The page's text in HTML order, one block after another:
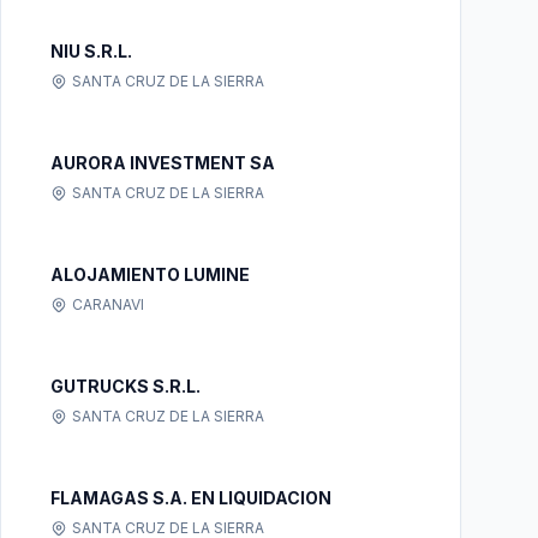
NIU S.R.L.
SANTA CRUZ DE LA SIERRA
AURORA INVESTMENT SA
SANTA CRUZ DE LA SIERRA
ALOJAMIENTO LUMINE
CARANAVI
GUTRUCKS S.R.L.
SANTA CRUZ DE LA SIERRA
FLAMAGAS S.A. EN LIQUIDACION
SANTA CRUZ DE LA SIERRA